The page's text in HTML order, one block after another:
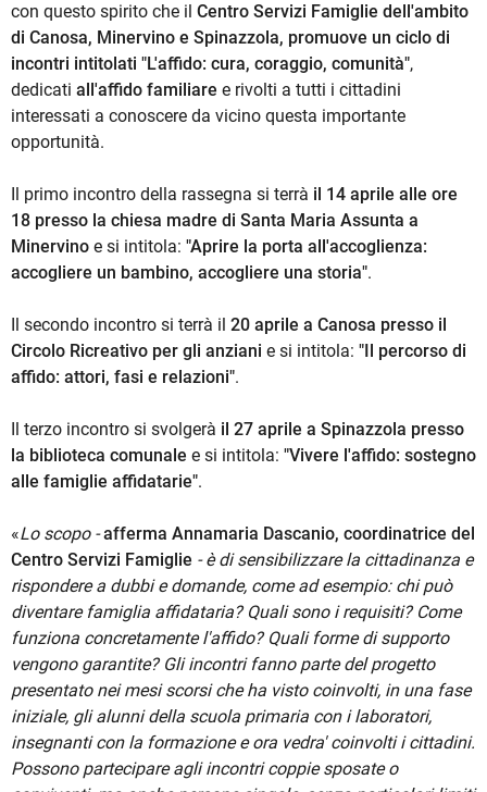
con questo spirito che il Centro Servizi Famiglie dell'ambito
di Canosa, Minervino e Spinazzola, promuove un ciclo di
incontri intitolati "L'affido: cura, coraggio, comunità",
dedicati all'affido familiare e rivolti a tutti i cittadini
interessati a conoscere da vicino questa importante
opportunità.
Il primo incontro della rassegna si terrà il 14 aprile alle ore
18 presso la chiesa madre di Santa Maria Assunta a
Minervino e si intitola: "Aprire la porta all'accoglienza:
accogliere un bambino, accogliere una storia".
Il secondo incontro si terrà il 20 aprile a Canosa presso il
Circolo Ricreativo per gli anziani e si intitola: "Il percorso di
affido: attori, fasi e relazioni".
Il terzo incontro si svolgerà il 27 aprile a Spinazzola presso
la biblioteca comunale e si intitola: "Vivere l'affido: sostegno
alle famiglie affidatarie".
«Lo scopo -afferma Annamaria Dascanio, coordinatrice del
Centro Servizi Famiglie - è di sensibilizzare la cittadinanza e
rispondere a dubbi e domande, come ad esempio: chi può
diventare famiglia affidataria? Quali sono i requisiti? Come
funziona concretamente l'affido? Quali forme di supporto
vengono garantite? Gli incontri fanno parte del progetto
presentato nei mesi scorsi che ha visto coinvolti, in una fase
iniziale, gli alunni della scuola primaria con i laboratori,
insegnanti con la formazione e ora vedra' coinvolti i cittadini.
Possono partecipare agli incontri coppie sposate o